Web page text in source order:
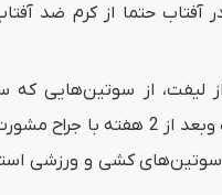
در آفتاب حتما از کرم ضد
لیفت، از سوتین‌هایی که
دارند دوری کرده وبعد از 2 هفته با
سوتین‌های کشی و ورزشی